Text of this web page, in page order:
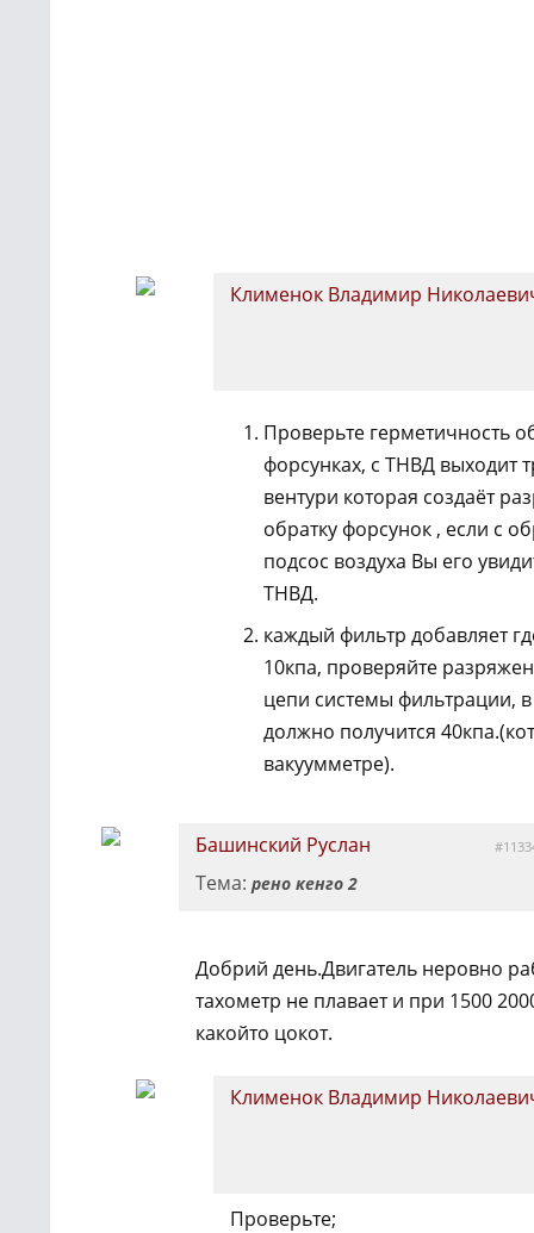
Клименок Владимир
Проверьте герметичность
форсунках, с ТНВД выходит
вентури которая создаёт
обратку форсунок , если с
подсос воздуха Вы его
ТНВД.
каждый фильтр добавляет
10кпа, проверяйте
цепи системы фильтрации,
должно получится
вакуумметре).
Башинский Руслан
Тема: рено кенго 2
Добрий день.Двигатель неровно
тахометр не плавает и при 1500
какойто цокот.
Клименок Владимир
Проверьте;